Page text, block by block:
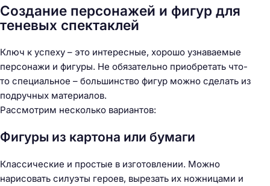
Создание персонажей и фигур для
теневых спектаклей
Ключ к успеху – это интересные, хорошо узнаваемые
персонажи и фигуры. Не обязательно приобретать что-
то специальное – большинство фигур можно сделать из
подручных материалов.
Рассмотрим несколько вариантов:
Фигуры из картона или бумаги
Классические и простые в изготовлении. Можно
нарисовать силуэты героев, вырезать их ножницами и